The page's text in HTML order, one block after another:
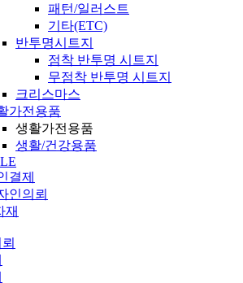
패턴/일러스트
기타(ETC)
반투명시트지
점착 반투명 시트지
무점착 반투명 시트지
크리스마스
가전용품
생활가전용품
생활/건강용품
결제
인의뢰
재